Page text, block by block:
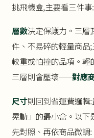
挑飛機盒,主要看三件事:
層數決定保護力。三層
件、不易碎的輕量商品
較重或怕撞的品項。輕
三層則會壓壞——對應
尺寸則回到省運費邏輯
晃動」的最小盒。以下
先對照、再依商品微調: